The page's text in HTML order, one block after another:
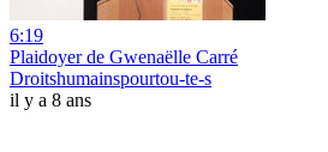
6:19
Plaidoyer de Gwenaëlle Carré
Droitshumainspourtou-te-s
il y a 8 ans